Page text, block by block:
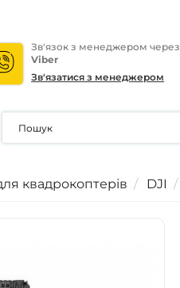
Зв'язок з менеджером через
Viber
Зв'язатися з менеджером
квадрокоптерів DJI